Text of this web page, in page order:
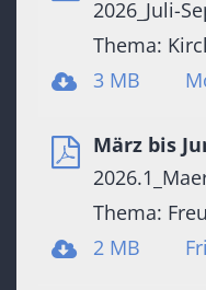
2026_Juli-
Thema:
3 MB
März bis
Thema:
2 MB